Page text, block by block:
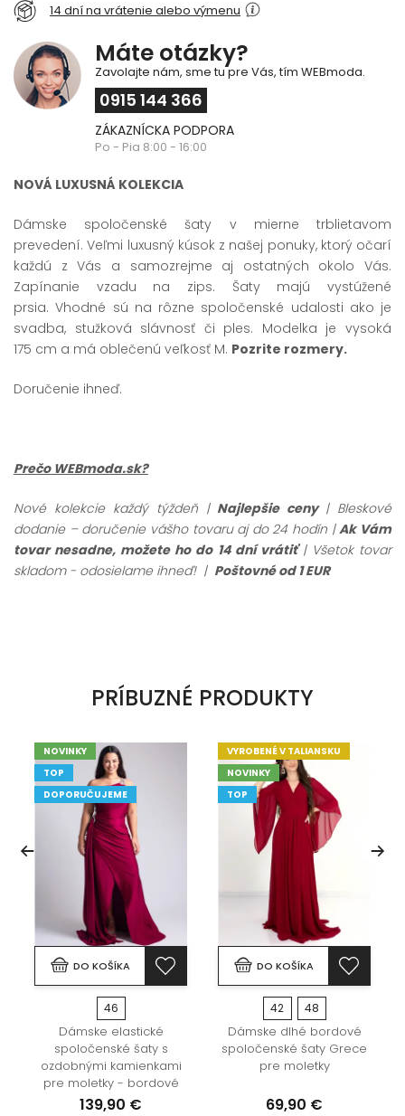
14 dní na vrátenie alebo výmenu
Máte otázky?
Zavolajte nám, sme tu pre Vás, tím WEBmoda.
0915 144 366
ZÁKAZNÍCKA PODPORA
Po - Pia 8:00 - 16:00
NOVÁ LUXUSNÁ KOLEKCIA
Dámske spoločenské šaty v mierne trblietavom
prevedení. Veľmi luxusný kúsok z našej ponuky, ktorý očarí
každú z Vás a samozrejme aj ostatných okolo Vás.
Zapínanie vzadu na zips. Šaty majú vystúžené
prsia. Vhodné sú na rôzne spoločenské udalosti ako je
svadba, stužková slávnosť či ples. Modelka je vysoká
175 cm a má oblečenú veľkosť M. Pozrite rozmery.
Doručenie ihneď.
Prečo WEBmoda.sk?
Nové kolekcie každý týždeň | Najlepšie ceny | Bleskové
dodanie – doručenie vášho tovaru aj do 24 hodín |Ak Vám
tovar nesadne, možete ho do 14 dní vrátiť| Všetok tovar
skladom - odosielame ihneď! | Poštovné od 1 EUR
PRÍBUZNÉ PRODUKTY
NOVINKY
TOP
DOPORUČUJEME
DO KOŠÍKA
46
Dámske elastické
spoločenské šaty s
ozdobnými kamienkami
pre moletky - bordové
139,90 €
VYROBENÉ V TALIANSKU
NOVINKY
TOP
DO KOŠÍKA
42 48
Dámske dlhé bordové
spoločenské šaty Grece
pre moletky
69,90 €